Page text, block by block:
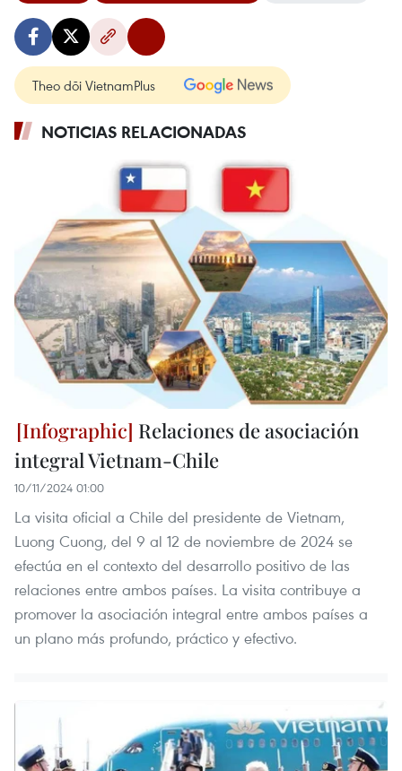
Theo dõi VietnamPlus
NOTICIAS RELACIONADAS
Relaciones de asociación
integral Vietnam-Chile
10/11/2024 01:00
La visita oficial a Chile del presidente de Vietnam,
Luong Cuong, del 9 al 12 de noviembre de 2024 se
efectúa en el contexto del desarrollo positivo de las
relaciones entre ambos países. La visita contribuye a
promover la asociación integral entre ambos países a
un plano más profundo, práctico y efectivo.